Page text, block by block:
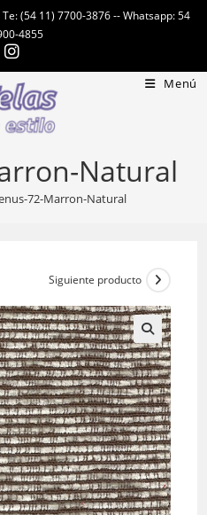
(54 11) 7700-3876 -- Whatsapp: 54
4855
Menú
Natural
72-Marron-Natural
Siguiente producto